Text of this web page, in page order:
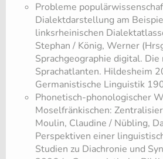
​Probleme
Dialektdarstellung am
linksrheinischen
Stephan / König, Werner
Sprachgeographie digital.
Sprachatlanten. Hildesheim
Germanistische Linguistik
​Phonetisch-phonologischer
Moselfränkischen:
Moulin, Claudine / Nübling,
Perspektiven einer
Studien zu Diachronie und